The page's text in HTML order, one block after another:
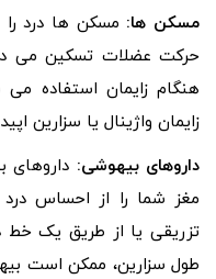
مسکن ها: مسکن ها درد
حرکت عضلات تسکین می
هنگام زایمان استفاده می
زایمان واژینال یا سزارین
داروهای بیهوشی: داروهای
مغز شما را از احساس درد
طول سزارین، ممکن است